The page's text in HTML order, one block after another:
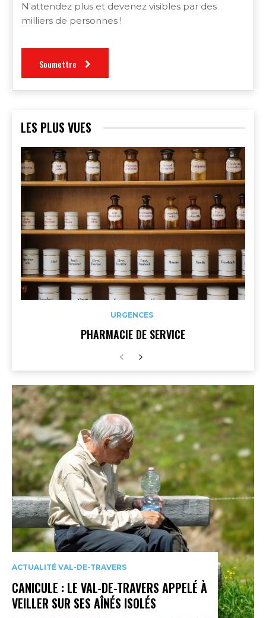
N'attendez plus et devenez visibles par des
milliers de personnes !
Soumettre
LES PLUS VUES
URGENCES
PHARMACIE DE SERVICE
ACTUALITÉ VAL-DE-TRAVERS
CANICULE : LE VAL-DE-TRAVERS APPELÉ À
VEILLER SUR SES AÎNÉS ISOLÉS